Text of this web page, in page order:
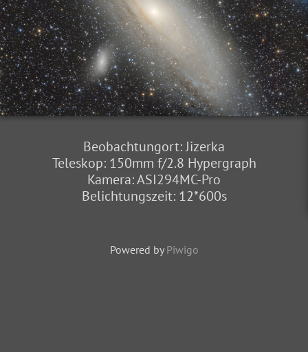
Beobachtungort: Jizerka
Teleskop: 150mm f/2.8 Hypergraph
Kamera: ASI294MC-Pro
Belichtungszeit: 12*600s
Powered by Piwigo